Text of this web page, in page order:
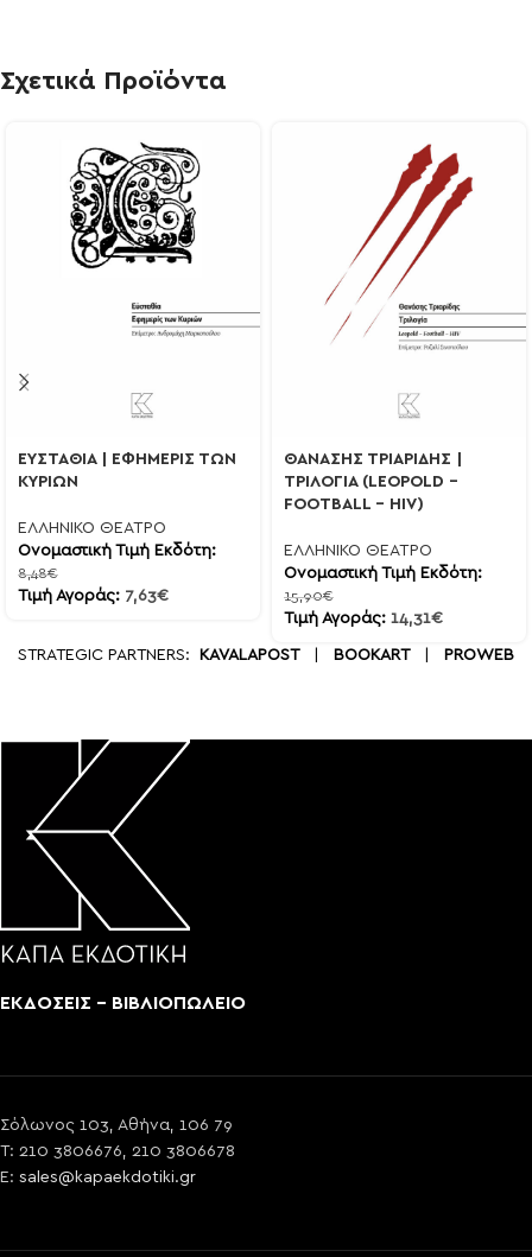
Σχετικά Προϊόντα
ΕΥΣΤΑΘΙΑ | ΕΦΗΜΕΡΙΣ ΤΩΝ
ΚΥΡΙΩΝ
ΕΛΛΗΝΙΚΟ ΘΕΑΤΡΟ
Ονομαστική Τιμή Εκδότη:
8,48€
Τιμή Αγοράς: 7,63€
ΘΑΝΑΣΗΣ ΤΡΙΑΡΙΔΗΣ |
ΤΡΙΛΟΓΙΑ (LEOPOLD –
FOOTBALL – HIV)
ΕΛΛΗΝΙΚΟ ΘΕΑΤΡΟ
Ονομαστική Τιμή Εκδότη:
15,90€
Τιμή Αγοράς: 14,31€
STRATEGIC PARTNERS: KAVALAPOST| BOOKART| PROWEB
ΕΚΔΟΣΕΙΣ - ΒΙΒΛΙΟΠΩΛΕΙΟ
Σόλωνος 103, Αθήνα, 106 79
T: 210 3806676, 210 3806678
E: sales@kapaekdotiki.gr